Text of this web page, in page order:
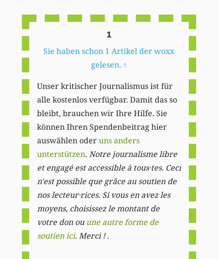
1
Sie haben schon 1 Artikel der woxx
gelesen. ↑
Unser kritischer Journalismus ist für
alle kostenlos verfügbar. Damit das so
bleibt, brauchen wir Ihre Hilfe. Sie
können Ihren Spendenbeitrag hier
auswählen oderuns anders
unterstützen. Notre journalisme libre
et engagé est accessible à tous·tes. Ceci
n'est possible que grâce au soutien de
nos lecteur·rices. Si vous en avez les
moyens, choisissez le montant de
votre don ou une autre forme de
soutien ici. Merci ! .